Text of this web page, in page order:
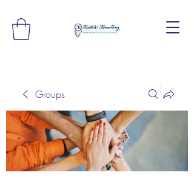
Groups